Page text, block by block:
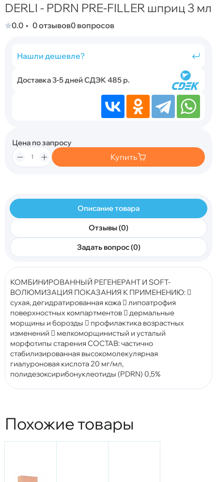
DERLI - PDRN PRE-FILLER шприц 3 мл
0.0 0 отзывов0 вопросов
Нашли дешевле?
Доставка 3-5 дней СДЭК 485 р.
Цена по запросу
Купить
Описание товара
Отзывы (0)
Задать вопрос (0)
КОМБИНИРОВАННЫЙ РЕГЕНЕРАНТ И SOFT-
ВОЛЮМИЗАЦИЯ ПОКАЗАНИЯ К ПРИМЕНЕНИЮ: 
сухая, дегидратированная кожа  липоатрофия
поверхностных компартментов  дермальные
морщины и борозды  профилактика возрастных
изменений  мелкоморщинистый и усталый
морфотипы старения СОСТАВ: частично
стабилизированная высокомолекулярная
гиалуроновая кислота 20 мг/мл,
полидезоксирибонуклеотиды (PDRN) 0,5%
Похожие товары